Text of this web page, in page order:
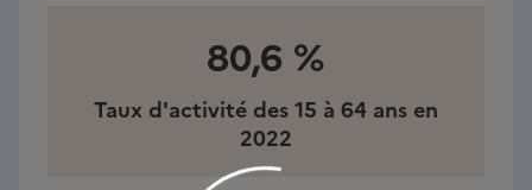
80,6 %
Taux d'activité des 15 à 64 ans en
2022